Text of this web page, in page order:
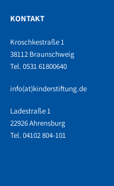
KONTAKT
Kroschkestraße 1
38112 Braunschweig
Tel. 0531 61800640
info(at)kinderstiftung.de
Ladestraße 1
22926 Ahrensburg
Tel. 04102 804-101